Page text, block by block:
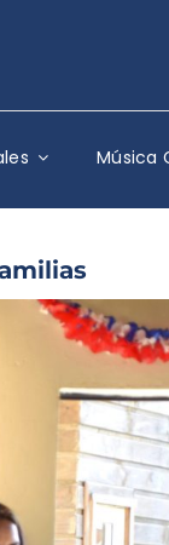
Música